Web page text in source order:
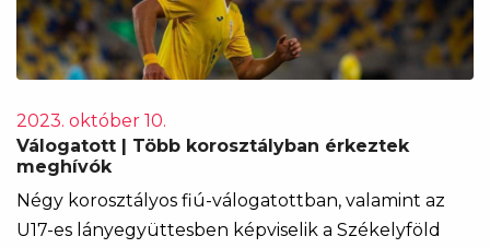
2023. október 10.
Válogatott | Több korosztályban érkeztek
meghívók
Négy korosztályos fiú-válogatottban, valamint az
U17-es lányegyüttesben képviselik a Székelyföld